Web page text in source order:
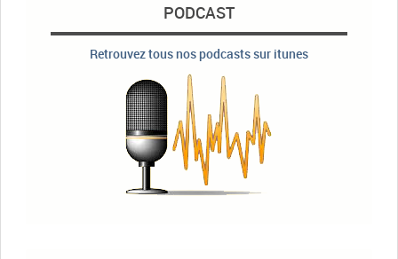
PODCAST
Retrouvez tous nos podcasts sur itunes